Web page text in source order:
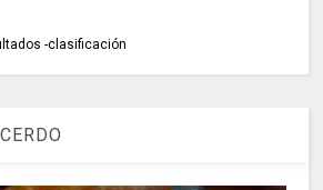
-clasificación